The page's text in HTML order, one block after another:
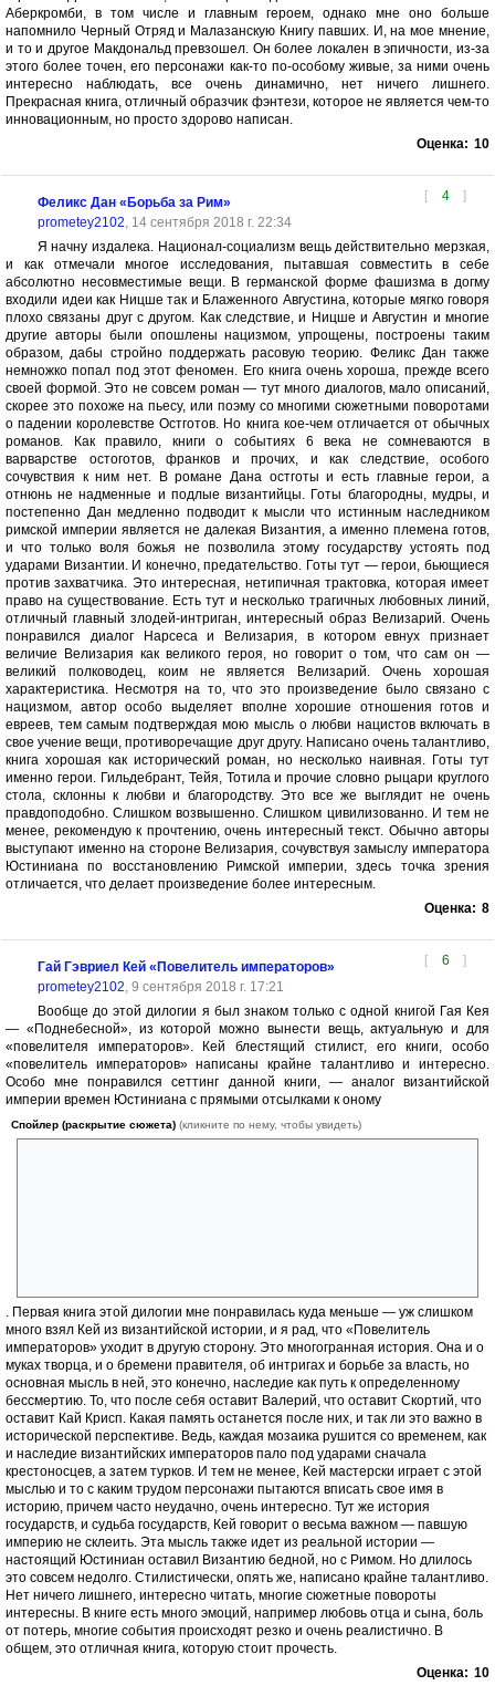
Аберкромби, в том числе и главным героем, однако мне оно больше
напомнило Черный Отряд и Малазанскую Книгу павших. И, на мое мнение,
и то и другое Макдональд превзошел. Он более локален в эпичности, из-за
этого более точен, его персонажи как-то по-особому живые, за ними очень
интересно наблюдать, все очень динамично, нет ничего лишнего.
Прекрасная книга, отличный образчик фэнтези, которое не является чем-то
инновационным, но просто здорово написан.
Оценка: 10
[ 4 ]
Феликс Дан «Борьба за Рим»
prometey2102, 14 сентября 2018 г. 22:34
Я начну издалека. Национал-социализм вещь действительно мерзкая,
и как отмечали многое исследования, пытавшая совместить в себе
абсолютно несовместимые вещи. В германской форме фашизма в догму
входили идеи как Ницше так и Блаженного Августина, которые мягко говоря
плохо связаны друг с другом. Как следствие, и Ницше и Августин и многие
другие авторы были опошлены нацизмом, упрощены, построены таким
образом, дабы стройно поддержать расовую теорию. Феликс Дан также
немножко попал под этот феномен. Его книга очень хороша, прежде всего
своей формой. Это не совсем роман — тут много диалогов, мало описаний,
скорее это похоже на пьесу, или поэму со многими сюжетными поворотами
о падении королевстве Остготов. Но книга кое-чем отличается от обычных
романов. Как правило, книги о событиях 6 века не сомневаются в
варварстве остоготов, франков и прочих, и как следствие, особого
сочувствия к ним нет. В романе Дана остготы и есть главные герои, а
отнюнь не надменные и подлые византийцы. Готы благородны, мудры, и
постепенно Дан медленно подводит к мысли что истинным наследником
римской империи является не далекая Византия, а именно племена готов,
и что только воля божья не позволила этому государству устоять под
ударами Византии. И конечно, предательство. Готы тут — герои, бьющиеся
против захватчика. Это интересная, нетипичная трактовка, которая имеет
право на существование. Есть тут и несколько трагичных любовных линий,
отличный главный злодей-интриган, интересный образ Велизарий. Очень
понравился диалог Нарсеса и Велизария, в котором евнух признает
величие Велизария как великого героя, но говорит о том, что сам он —
великий полководец, коим не является Велизарий. Очень хорошая
характеристика. Несмотря на то, что это произведение было связано с
нацизмом, автор особо выделяет вполне хорошие отношения готов и
евреев, тем самым подтверждая мою мысль о любви нацистов включать в
свое учение вещи, противоречащие друг другу. Написано очень талантливо,
книга хорошая как исторический роман, но несколько наивная. Готы тут
именно герои. Гильдебрант, Тейя, Тотила и прочие словно рыцари круглого
стола, склонны к любви и благородству. Это все же выглядит не очень
правдоподобно. Слишком возвышенно. Слишком цивилизованно. И тем не
менее, рекомендую к прочтению, очень интересный текст. Обычно авторы
выступают именно на стороне Велизария, сочувствуя замыслу императора
Юстиниана по восстановлению Римской империи, здесь точка зрения
отличается, что делает произведение более интересным.
Оценка: 8
[ 6 ]
Гай Гэвриел Кей «Повелитель императоров»
prometey2102, 9 сентября 2018 г. 17:21
Вообще до этой дилогии я был знаком только с одной книгой Гая Кея
— «Поднебесной», из которой можно вынести вещь, актуальную и для
«повелителя императоров». Кей блестящий стилист, его книги, особо
«повелитель императоров» написаны крайне талантливо и интересно.
Особо мне понравился сеттинг данной книги, — аналог византийской
империи времен Юстиниана с прямыми отсылками к оному
Спойлер (раскрытие сюжета) (кликните по нему, чтобы увидеть)
. Первая книга этой дилогии мне понравилась куда меньше — уж слишком
много взял Кей из византийской истории, и я рад, что «Повелитель
императоров» уходит в другую сторону. Это многогранная история. Она и о
муках творца, и о бремени правителя, об интригах и борьбе за власть, но
основная мысль в ней, это конечно, наследие как путь к определенному
бессмертию. То, что после себя оставит Валерий, что оставит Скортий, что
оставит Кай Крисп. Какая память останется после них, и так ли это важно в
исторической перспективе. Ведь, каждая мозаика рушится со временем, как
и наследие византийских императоров пало под ударами сначала
крестоносцев, а затем турков. И тем не менее, Кей мастерски играет с этой
мыслью и то с каким трудом персонажи пытаются вписать свое имя в
историю, причем часто неудачно, очень интересно. Тут же история
государств, и судьба государств, Кей говорит о весьма важном — павшую
империю не склеить. Эта мысль также идет из реальной истории —
настоящий Юстиниан оставил Византию бедной, но с Римом. Но длилось
это совсем недолго. Стилистически, опять же, написано крайне талантливо.
Нет ничего лишнего, интересно читать, многие сюжетные повороты
интересны. В книге есть много эмоций, например любовь отца и сына, боль
от потерь, многие события происходят резко и очень реалистично. В
общем, это отличная книга, которую стоит прочесть.
Оценка: 10